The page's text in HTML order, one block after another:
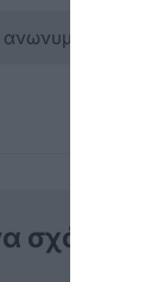
είναι
σχόλιο